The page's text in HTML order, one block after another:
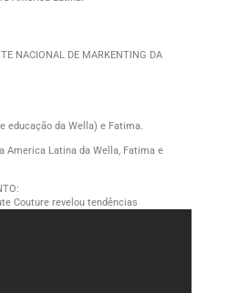
NACIONAL DE MARKENTING DA
educação da Wella) e Fatima.
America Latina da Wella, Fatima e
Couture revelou tendências